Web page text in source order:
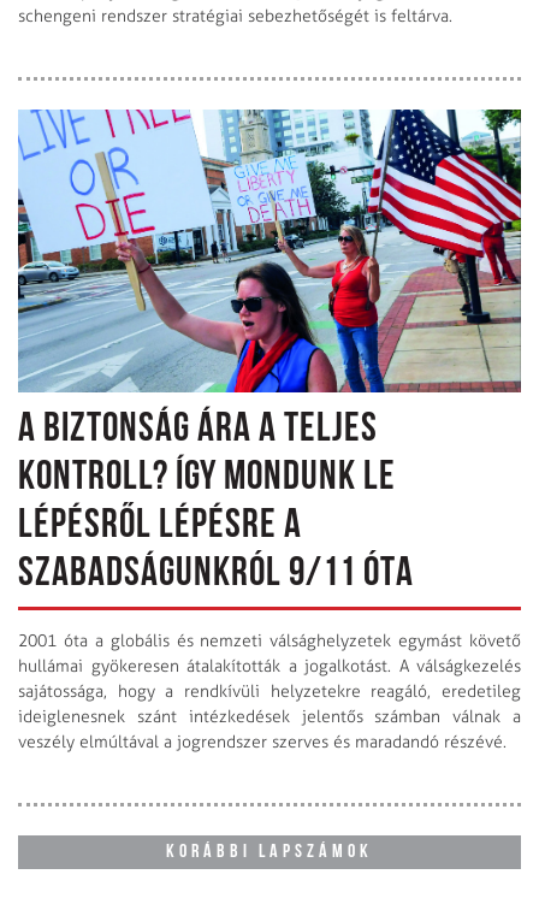
schengeni rendszer stratégiai sebezhetőségét is feltárva.
A BIZTONSÁG ÁRA A TELJES
KONTROLL? ÍGY MONDUNK LE
LÉPÉSRŐL LÉPÉSRE A
SZABADSÁGUNKRÓL 9/11 ÓTA
2001 óta a globális és nemzeti válsághelyzetek egymást követő
hullámai gyökeresen átalakították a jogalkotást. A válságkezelés
sajátossága, hogy a rendkívüli helyzetekre reagáló, eredetileg
ideiglenesnek szánt intézkedések jelentős számban válnak a
veszély elmúltával a jogrendszer szerves és maradandó részévé.
KORÁBBI LAPSZÁMOK